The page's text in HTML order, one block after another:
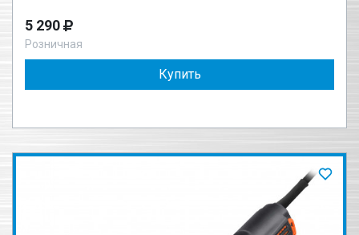
5 290
Розничная
Купить